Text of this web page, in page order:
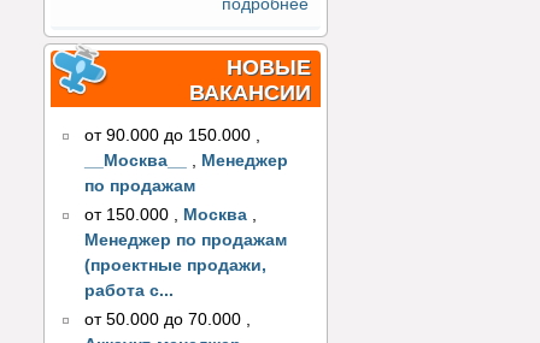
подробнее
НОВЫЕ
ВАКАНСИИ
от 90.000 до 150.000 ,
__Москва__
, Менеджер
по продажам
от 150.000
Москва
Менеджер по продажам
(проектные продажи,
работа с...
от 50.000 до 70.000